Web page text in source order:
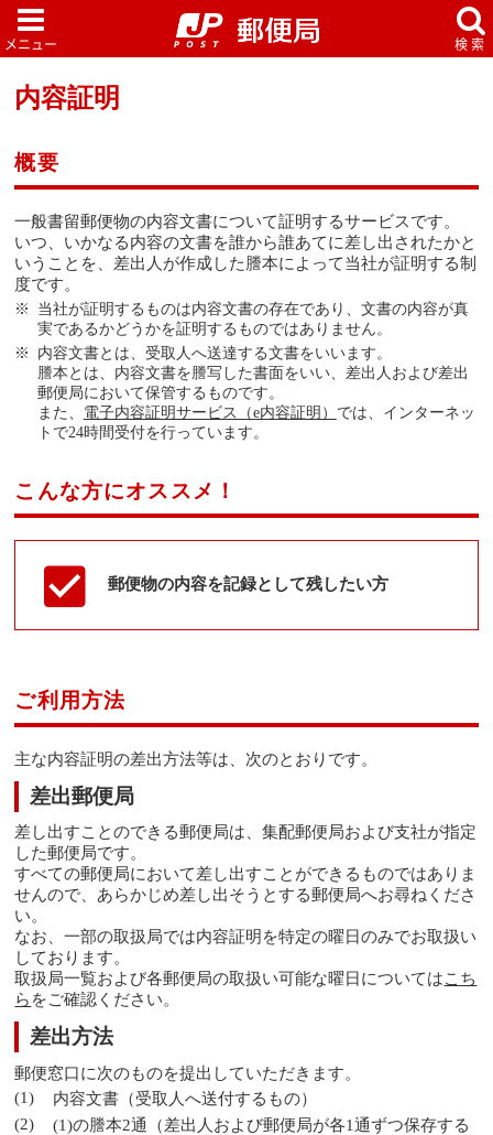
内容証明
概要
一般書留郵便物の内容文書について証明するサービスです。
いつ、いかなる内容の文書を誰から誰あてに差し出されたかと
いうことを、差出人が作成した謄本によって当社が証明する制
度です。
当社が証明するものは内容文書の存在であり、文書の内容が真
実であるかどうかを証明するものではありません。
内容文書とは、受取人へ送達する文書をいいます。
謄本とは、内容文書を謄写した書面をいい、差出人および差出
郵便局において保管するものです。
また、 電子内容証明サービス（e内容証明） では、インターネッ
トで24時間受付を行っています。
こんな方にオススメ！
郵便物の内容を記録として残したい方
ご利用方法
主な内容証明の差出方法等は、次のとおりです。
差出郵便局
差し出すことのできる郵便局は、集配郵便局および支社が指定
した郵便局です。
すべての郵便局において差し出すことができるものではありま
せんので、あらかじめ差し出そうとする郵便局へお尋ねくださ
い。
なお、一部の取扱局では内容証明を特定の曜日のみでお取扱い
しております。
取扱局一覧および各郵便局の取扱い可能な曜日についてはこち
ら をご確認ください。
差出方法
郵便窓口に次のものを提出していただきます。
内容文書（受取人へ送付するもの）
(1)の謄本2通（差出人および郵便局が各1通ずつ保存する